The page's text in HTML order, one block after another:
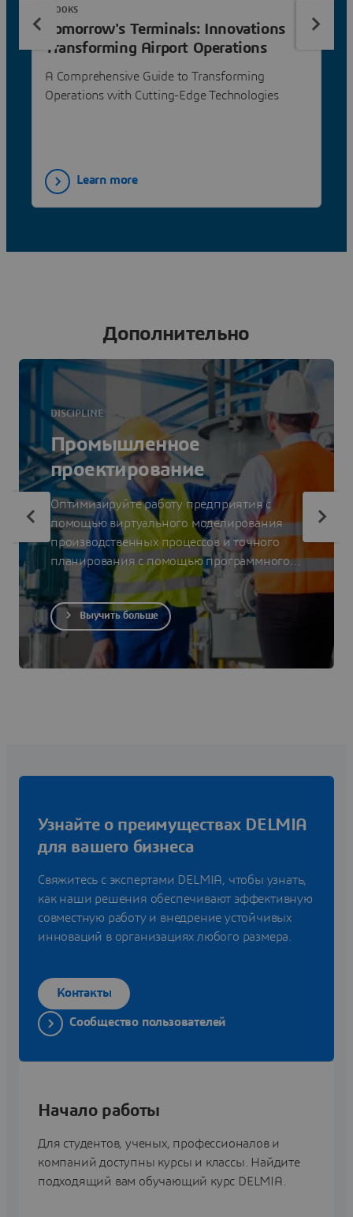
Tomorrow's Terminals: Innovations
Transforming Airport Operations
A Comprehensive Guide to Transforming
Operations with Cutting-Edge Technologies
EBOOKS
Learn more
Дополнительно
DISCIPLINE
Промышленное
проектирование
Оптимизируйте работу предприятия с
помощью виртуального моделирования
производственных процессов и точного
планирования с помощью программного
обеспечения DELMIA Industrial Engineering.
Выучить больше
Узнайте о преимуществах DELMIA
для вашего бизнеса
Свяжитесь с экспертами DELMIA, чтобы узнать,
как наши решения обеспечивают эффективную
совместную работу и внедрение устойчивых
инноваций в организациях любого размера.
Контакты
Сообщество пользователей
Начало работы
Для студентов, ученых, профессионалов и
компаний доступны курсы и классы. Найдите
подходящий вам обучающий курс DELMIA.